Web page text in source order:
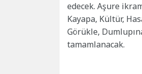
edecek. Aşure
Kayapa, Kültür,
Görükle,
tamamlanacak.